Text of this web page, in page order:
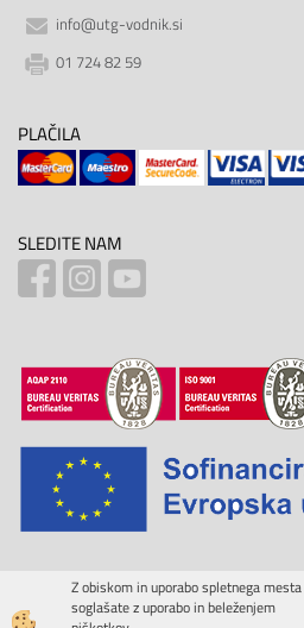
info@utg-vodnik.si
01 724 82 59
PLAČILA
SLEDITE NAM
Izdelava spletne trgovine
Z obiskom in uporabo spletnega mesta
soglašate z uporabo in beleženjem